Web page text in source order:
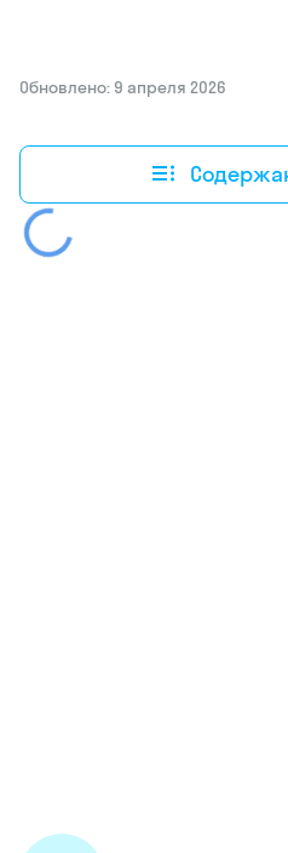
Обновлено: 9 апреля 2026